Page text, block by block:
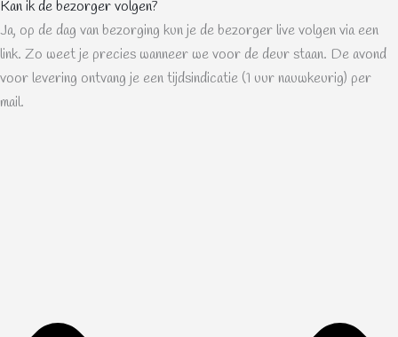
Kan ik de bezorger volgen?
Ja, op de dag van bezorging kun je de bezorger live volgen via een
link. Zo weet je precies wanneer we voor de deur staan. De avond
voor levering ontvang je een tijdsindicatie (1 uur nauwkeurig) per
mail.